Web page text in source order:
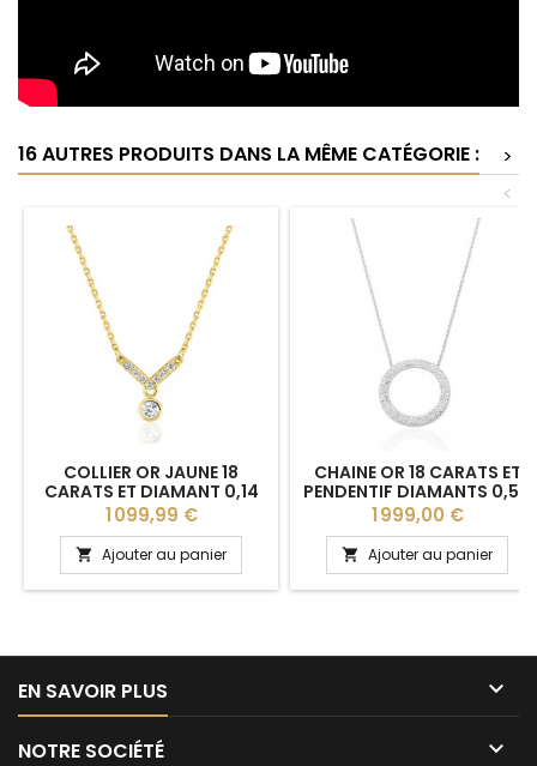
16 AUTRES PRODUITS DANS LA MÊME CATÉGORIE :
>
<
COLLIER OR JAUNE 18
CARATS ET DIAMANT 0,14
CARAT
Prix
1 099,99 €
 Ajouter au panier
CHAINE OR 18 CARATS ET
PENDENTIF DIAMANTS 0,50
CARAT
Prix
1 999,00 €
 Ajouter au panier
EN SAVOIR PLUS 
NOTRE SOCIÉTÉ 